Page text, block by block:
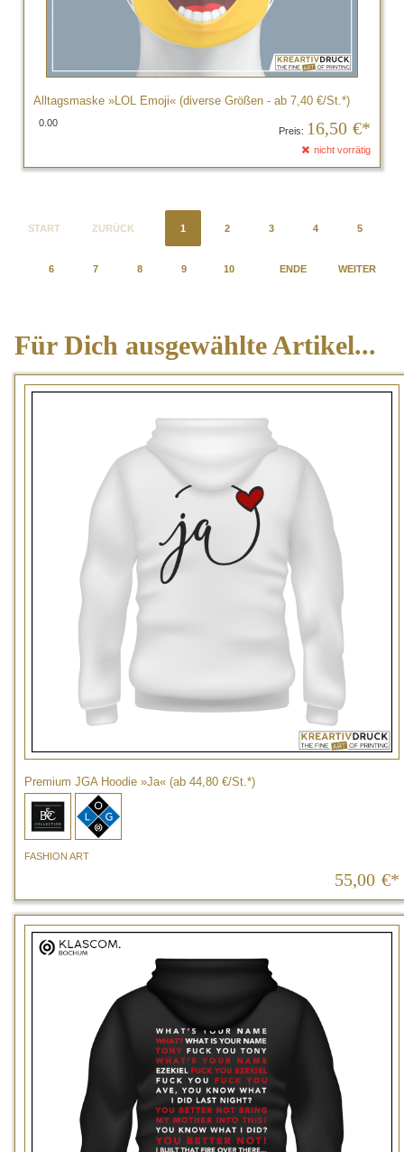
Alltagsmaske »LOL Emoji« (diverse Größen - ab 7,40 €/St.*)
0.00
Preis: 16,50 €*
nicht vorrätig
START ZURÜCK 1 2 3 4 5
6 7 8 9 10 WEITER
ENDE
FürDich ausgewählte Artikel...
Premium JGA Hoodie »Ja« (ab 44,80 €/St.*)
FASHION ART
55,00 €*